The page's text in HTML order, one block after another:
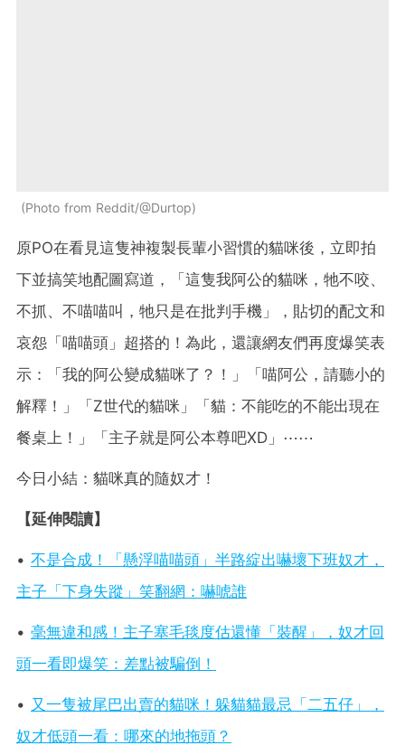
Photo from Reddit/@Durtop
原PO在看見這隻神複製長輩小習慣的貓咪後，立即拍
下並搞笑地配圖寫道，「這隻我阿公的貓咪，牠不咬、
不抓、不喵喵叫，牠只是在批判手機」，貼切的配文和
哀怨「喵喵頭」超搭的！為此，還讓網友們再度爆笑表
示：「我的阿公變成貓咪了？！」「喵阿公，請聽小的
解釋！」「Z世代的貓咪」「貓：不能吃的不能出現在
餐桌上！」「主子就是阿公本尊吧XD」⋯⋯
今日小結：貓咪真的隨奴才！
【延伸閱讀】
• 不是合成！「懸浮喵喵頭」半路綻出嚇壞下班奴才，
主子「下身失蹤」笑翻網：嚇唬誰
• 毫無違和感！主子塞毛毯度估還懂「裝醒」，奴才回
頭一看即爆笑：差點被騙倒！
• 又一隻被尾巴出賣的貓咪！躲貓貓最忌「二五仔」，
奴才低頭一看：哪來的地拖頭？